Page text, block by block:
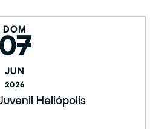
DOM
07
JUN
2026
Heliópolis